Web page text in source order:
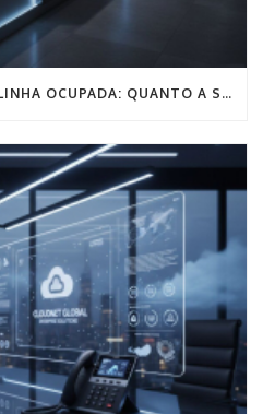
O CUSTO OCULTO DA LINHA OCUPADA: QUANTO A SUA CLÍNICA SANGRA POR MÊS NA RECEPÇÃO?